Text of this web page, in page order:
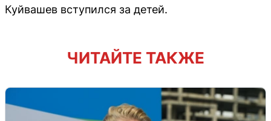
Куйвашев вступился за детей.
ЧИТАЙТЕ ТАКЖЕ